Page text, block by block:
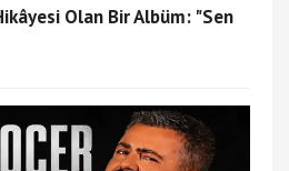
Olan Bir Albüm: "Sen